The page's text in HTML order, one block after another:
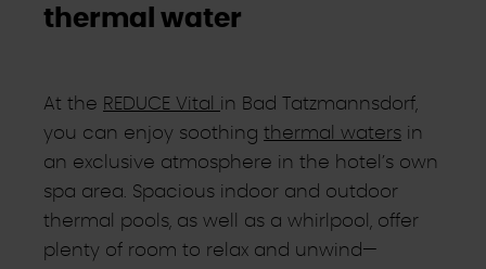
thermal water
At the REDUCE Vital in Bad Tatzmannsdorf,
you can enjoy soothing thermal waters in
an exclusive atmosphere in the hotel’s own
spa area. Spacious indoor and outdoor
thermal pools, as well as a whirlpool, offer
plenty of room to relax and unwind—